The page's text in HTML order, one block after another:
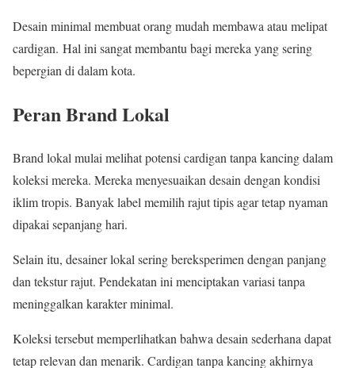
Desain minimal membuat orang mudah membawa atau melipat
cardigan. Hal ini sangat membantu bagi mereka yang sering
bepergian di dalam kota.
Peran Brand Lokal
Brand lokal mulai melihat potensi cardigan tanpa kancing dalam
koleksi mereka. Mereka menyesuaikan desain dengan kondisi
iklim tropis. Banyak label memilih rajut tipis agar tetap nyaman
dipakai sepanjang hari.
Selain itu, desainer lokal sering bereksperimen dengan panjang
dan tekstur rajut. Pendekatan ini menciptakan variasi tanpa
meninggalkan karakter minimal.
Koleksi tersebut memperlihatkan bahwa desain sederhana dapat
tetap relevan dan menarik. Cardigan tanpa kancing akhirnya